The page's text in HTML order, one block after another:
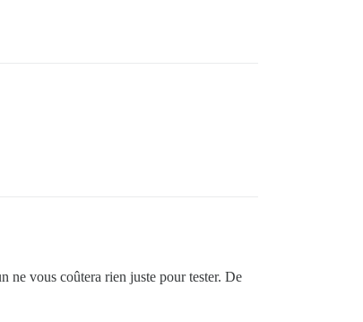
ne vous coûtera rien juste pour tester. De